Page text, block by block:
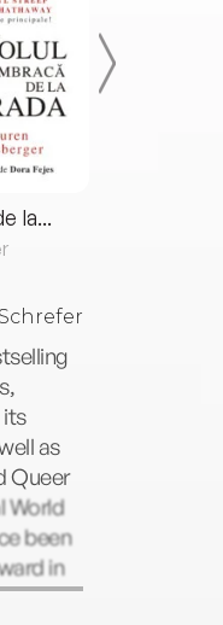
la...
its
as
Queer
World
been
in
a